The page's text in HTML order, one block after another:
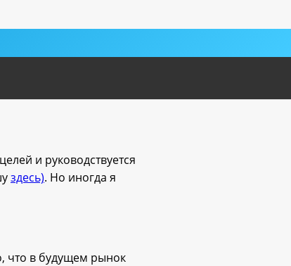
и руководствуется
здесь). Но иногда я
что в будущем рынок